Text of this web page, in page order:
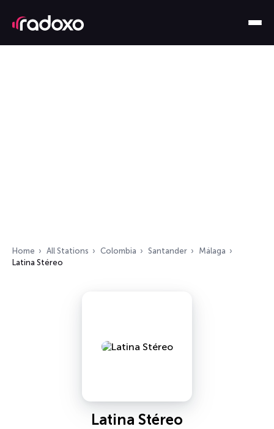
Home All Stations Colombia Santander
Málaga
Latina Stéreo
Latina Stéreo